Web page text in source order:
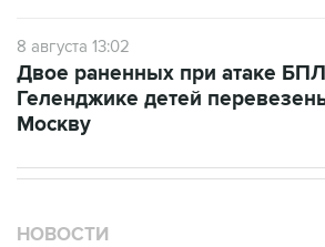
8 августа 13:02
Двое раненных при атаке
Геленджике детей
Москву
НОВОСТИ